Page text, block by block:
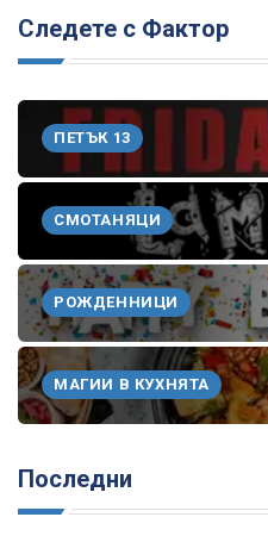
Следете с Фактор
ПЕТЪК 13
СМОТАНЯЦИ
РОЖДЕННИЦИ
МАГИИ В КУХНЯТА
Последни